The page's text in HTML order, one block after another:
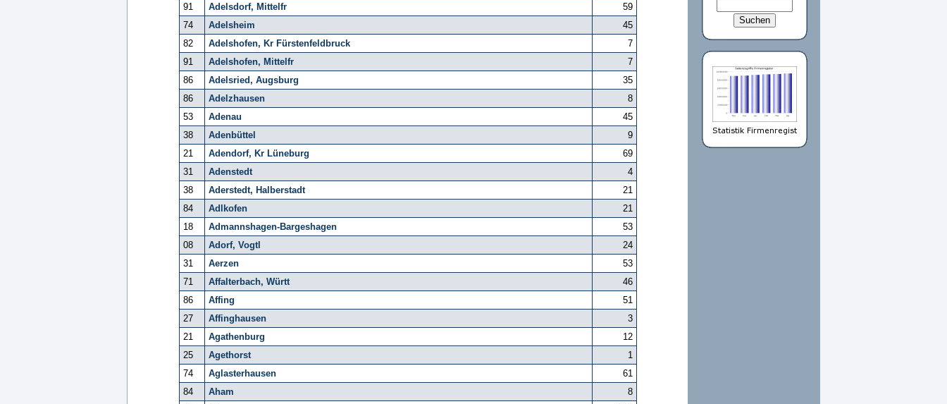
91
Adelsdorf, Mittelfr
59
74
Adelsheim
45
82
Adelshofen, Kr Fürstenfeldbruck
7
91
Adelshofen, Mittelfr
7
86
Adelsried, Augsburg
35
86
Adelzhausen
8
53
Adenau
45
38
Adenbüttel
9
21
Adendorf, Kr Lüneburg
69
31
Adenstedt
4
38
Aderstedt, Halberstadt
21
84
Adlkofen
21
18
Admannshagen-Bargeshagen
53
08
Adorf, Vogtl
24
31
Aerzen
53
71
Affalterbach, Württ
46
86
Affing
51
27
Affinghausen
3
21
Agathenburg
12
25
Agethorst
1
74
Aglasterhausen
61
84
Aham
8